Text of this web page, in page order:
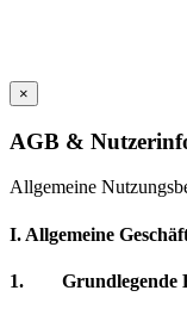
×
AGB &
Allgemeine
I. Allgemeine
1.
Grundlegende